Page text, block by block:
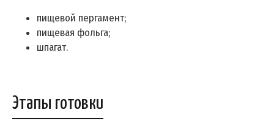
пищевой пергамент;
пищевая фольга;
шпагат.
Этапы готовки